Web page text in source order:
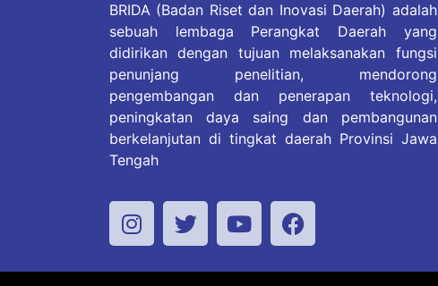
BRIDA (Badan Riset dan Inovasi Daerah) adalah
sebuah lembaga Perangkat Daerah yang
didirikan dengan tujuan melaksanakan fungsi
penunjang penelitian, mendorong
pengembangan dan penerapan teknologi,
peningkatan daya saing dan pembangunan
berkelanjutan di tingkat daerah Provinsi Jawa
Tengah